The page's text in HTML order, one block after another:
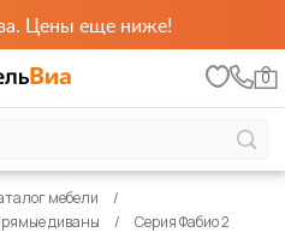
Цены еще ниже!
0
мебели
диваны Серия Фабио 2